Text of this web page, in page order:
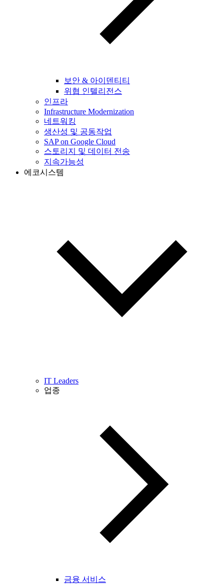
보안 & 아이덴티티
위협 인텔리전스
인프라
Infrastructure Modernization
네트워킹
생산성 및 공동작업
SAP on Google Cloud
스토리지 및 데이터 전송
지속가능성
에코시스템
IT Leaders
업종
금융 서비스